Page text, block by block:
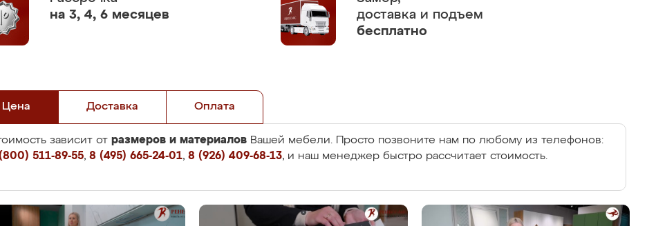
на 3, 4, 6 месяцев
доставка и подъем
бесплатно
Цена Доставка Оплата
зависит от размеров и материалов Вашей мебели. Просто позвоните нам по любому из телефонов:
511-89-55, 8 (495) 665-24-01, 8 (926) 409-68-13, и наш менеджер быстро рассчитает стоимость.